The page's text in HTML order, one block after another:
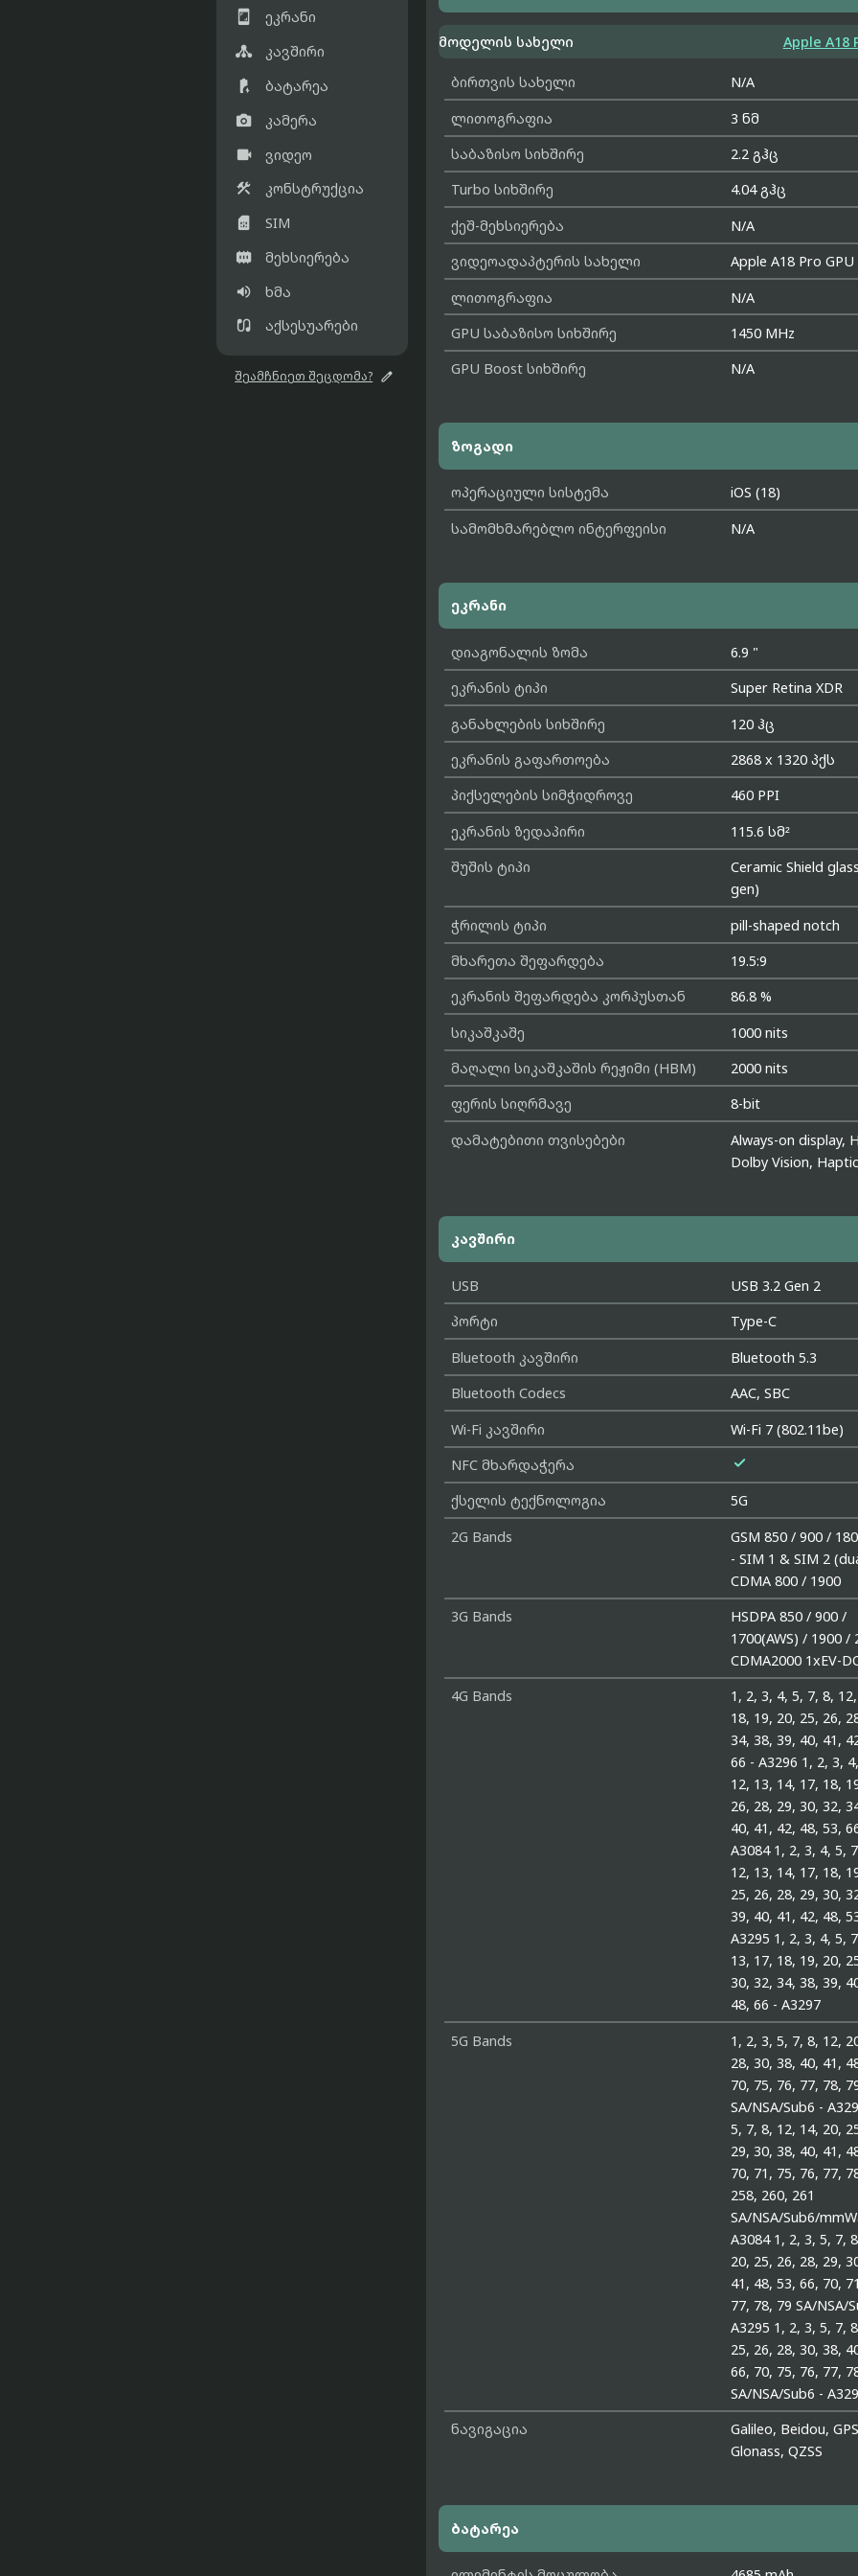
 ეკრანი
 კავშირი
 ბატარეა
 კამერა
 ვიდეო
 კონსტრუქცია
 SIM
 მეხსიერება
 ხმა
 აქსესუარები
შეამჩნიეთ შეცდომა? 
მოდელის სახელი Apple A18
ბირთვის სახელი
N/A
ლითოგრაფია
3 ნმ
საბაზისო სიხშირე
2.2 გჰც
Turbo სიხშირე
4.04 გჰც
ქეშ-მეხსიერება
N/A
ვიდეოადაპტერის სახელი
Apple A18 Pro GPU
ლითოგრაფია
N/A
GPU საბაზისო სიხშირე
1450 MHz
GPU Boost სიხშირე
N/A
ზოგადი
ოპერაციული სისტემა
iOS (18)
სამომხმარებლო ინტერფეისი
N/A
ეკრანი
დიაგონალის ზომა
6.9 "
ეკრანის ტიპი
Super Retina XDR
განახლების სიხშირე
120 ჰც
ეკრანის გაფართოება
2868 x 1320 პქს
პიქსელების სიმჭიდროვე
460 PPI
ეკრანის ზედაპირი
115.6 სმ²
შუშის ტიპი
Ceramic Shield
gen)
ჭრილის ტიპი
pill-shaped notch
მხარეთა შეფარდება
19.5:9
ეკრანის შეფარდება კორპუსთან
86.8 %
სიკაშკაშე
1000 nits
მაღალი სიკაშკაშის რეჟიმი (HBM)
2000 nits
ფერის სიღრმავე
8-bit
დამატებითი თვისებები
Always-on display,
Dolby Vision,
კავშირი
USB
USB 3.2 Gen 2
პორტი
Type-C
Bluetooth კავშირი
Bluetooth 5.3
Bluetooth Codecs
AAC, SBC
Wi-Fi კავშირი
Wi-Fi 7 (802.11be)
NFC მხარდაჭერა

ქსელის ტექნოლოგია
5G
2G Bands
GSM 850 / 900 /
- SIM 1 & SIM 2
CDMA 800 / 1900
3G Bands
HSDPA 850 / 900 /
1700(AWS) / 1900 /
CDMA2000 1xEV-
4G Bands
1, 2, 3, 4, 5, 7, 8,
18, 19, 20, 25, 26,
34, 38, 39, 40, 41,
66 - A3296 1, 2, 3,
12, 13, 14, 17, 18,
26, 28, 29, 30, 32,
40, 41, 42, 48, 53,
A3084 1, 2, 3, 4, 5,
12, 13, 14, 17, 18,
25, 26, 28, 29, 30,
39, 40, 41, 42, 48,
A3295 1, 2, 3, 4, 5,
13, 17, 18, 19, 20,
30, 32, 34, 38, 39,
48, 66 - A3297
5G Bands
1, 2, 3, 5, 7, 8, 12,
28, 30, 38, 40, 41,
70, 75, 76, 77, 78,
SA/NSA/Sub6 -
5, 7, 8, 12, 14, 20,
29, 30, 38, 40, 41,
70, 71, 75, 76, 77,
258, 260, 261
SA/NSA/Sub6/
A3084 1, 2, 3, 5, 7,
20, 25, 26, 28, 29,
41, 48, 53, 66, 70,
77, 78, 79 SA/NSA/
A3295 1, 2, 3, 5, 7,
25, 26, 28, 30, 38,
66, 70, 75, 76, 77,
SA/NSA/Sub6 -
ნავიგაცია
Galileo, Beidou,
Glonass, QZSS
ბატარეა